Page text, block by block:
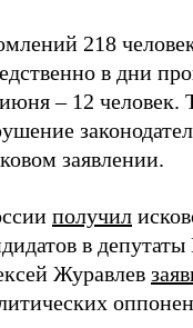
218
в дни
– 12 человек.
заявлении.
получил
в
Журавлев